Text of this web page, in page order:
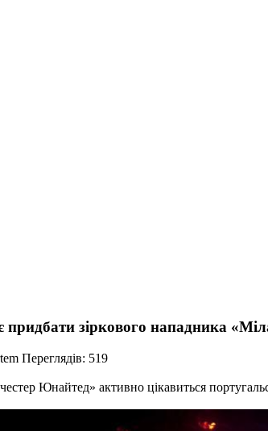
зіркового нападника
Переглядів: 519
Юнайтед» активно цікавиться